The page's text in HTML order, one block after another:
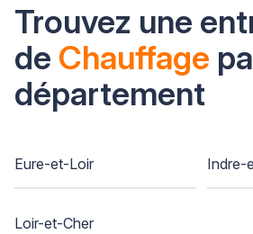
Trouvez une
de Chauffage
département
Eure-et-Loir Indre-
Loir-et-Cher